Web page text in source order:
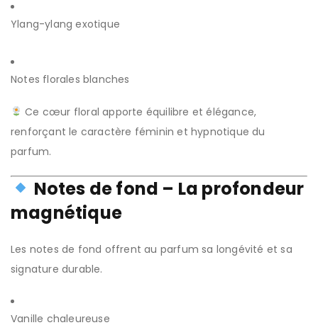
Ylang-ylang exotique
Notes florales blanches
Ce cœur floral apporte équilibre et élégance,
renforçant le caractère féminin et hypnotique du
parfum.
Notes de fond – La profondeur
magnétique
Les notes de fond offrent au parfum sa longévité et sa
signature durable.
Vanille chaleureuse